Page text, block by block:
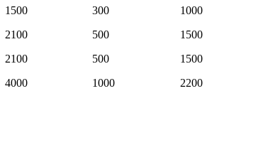
1500 300 1000
2100 500 1500
2100 500 1500
4000 1000 2200